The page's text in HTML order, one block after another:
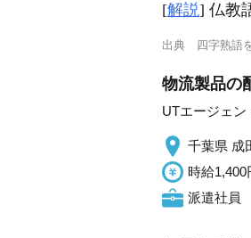
[解説] 仏教
出典 四字熟語
物流製品の
UTエージェ
千葉県 成
時給1,400
派遣社員